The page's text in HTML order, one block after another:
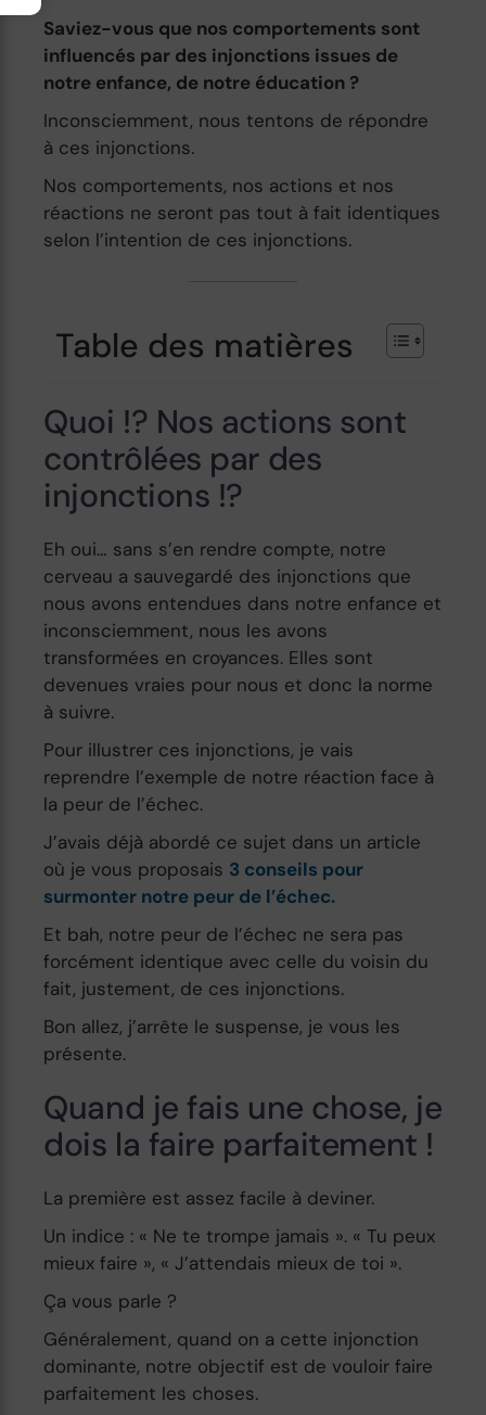
Saviez-vous que nos comportements sont
influencés par des injonctions issues de
notre enfance, de notre éducation ?
Inconsciemment, nous tentons de répondre
à ces injonctions.
Nos comportements, nos actions et nos
réactions ne seront pas tout à fait identiques
selon l’intention de ces injonctions.
Table des matières
Quoi !? Nos actions sont
contrôlées par des
injonctions !?
Eh oui… sans s’en rendre compte, notre
cerveau a sauvegardé des injonctions que
nous avons entendues dans notre enfance et
inconsciemment, nous les avons
transformées en croyances. Elles sont
devenues vraies pour nous et donc la norme
à suivre.
Pour illustrer ces injonctions, je vais
reprendre l’exemple de notre réaction face à
la peur de l’échec.
J’avais déjà abordé ce sujet dans un article
où je vous proposais 3 conseils pour
surmonter notre peur de l’échec.
Et bah, notre peur de l’échec ne sera pas
forcément identique avec celle du voisin du
fait, justement, de ces injonctions.
Bon allez, j’arrête le suspense, je vous les
présente.
Quand je fais une chose, je
dois la faire parfaitement !
La première est assez facile à deviner.
Un indice : « Ne te trompe jamais ». « Tu peux
mieux faire », « J’attendais mieux de toi ».
Ça vous parle ?
Généralement, quand on a cette injonction
dominante, notre objectif est de vouloir faire
parfaitement les choses.